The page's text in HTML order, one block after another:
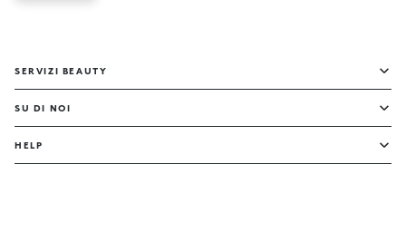
SERVIZI BEAUTY
SU DI NOI
HELP